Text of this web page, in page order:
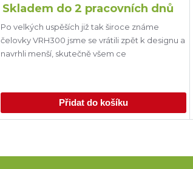
Skladem do 2 pracovních dnů
Po velkých uspěších již tak široce známe
čelovky VRH300 jsme se vrátili zpět k designu a
navrhli menší, skutečně všem ce
Přidat do košíku